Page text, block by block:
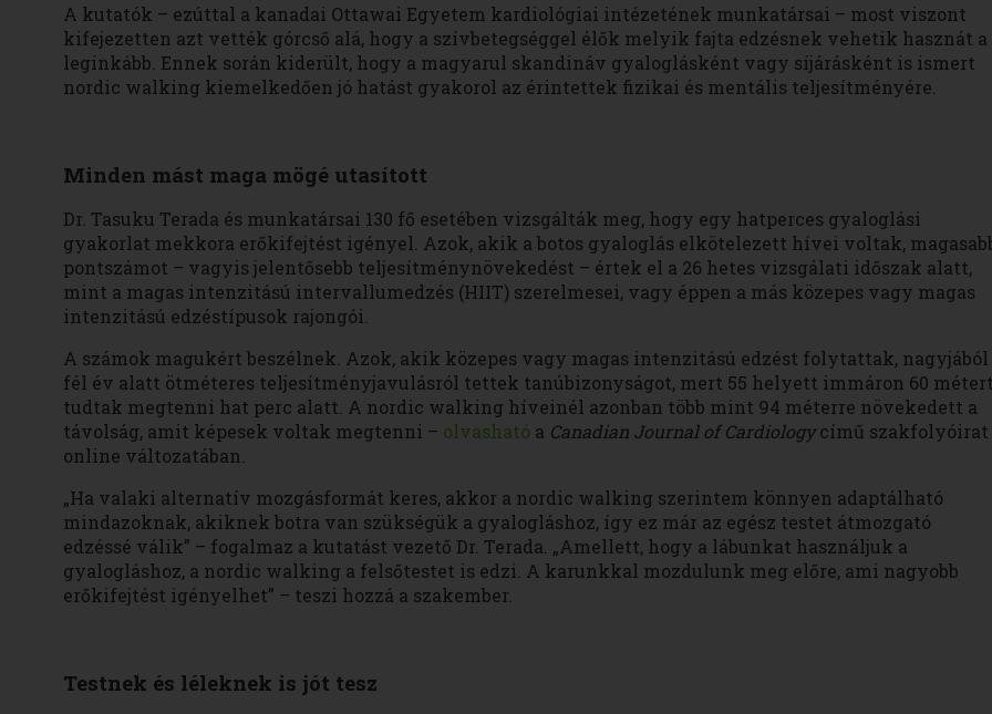
A kutatók – ezúttal a kanadai Ottawai Egyetem kardiológiai intézetének munkatársai – most viszont
kifejezetten azt vették górcső alá, hogy a szívbetegséggel élők melyik fajta edzésnek vehetik hasznát a
leginkább. Ennek során kiderült, hogy a magyarul skandináv gyaloglásként vagy síjárásként is ismert
nordic walking kiemelkedően jó hatást gyakorol az érintettek fizikai és mentális teljesítményére.
Minden mást maga mögé utasított
Dr. Tasuku Terada és munkatársai 130 fő esetében vizsgálták meg, hogy egy hatperces gyaloglási
gyakorlat mekkora erőkifejtést igényel. Azok, akik a botos gyaloglás elkötelezett hívei voltak,
pontszámot – vagyis jelentősebb teljesítménynövekedést – értek el a 26 hetes vizsgálati időszak alatt,
mint a magas intenzitású intervallumedzés (HIIT) szerelmesei, vagy éppen a más közepes vagy magas
intenzitású edzéstípusok rajongói.
A számok magukért beszélnek. Azok, akik közepes vagy magas intenzitású edzést folytattak, nagyjából
fél év alatt ötméteres teljesítményjavulásról tettek tanúbizonyságot, mert 55 helyett immáron 60
tudtak megtenni hat perc alatt. A nordic walking híveinél azonban több mint 94 méterre növekedett a
távolság, amit képesek voltak megtenni – olvasható a Canadian Journal of Cardiologycímű szakfolyóirat
online változatában.
„Ha valaki alternatív mozgásformát keres, akkor a nordic walking szerintem könnyen adaptálható
mindazoknak, akiknek botra van szükségük a gyalogláshoz, így ez már az egész testet átmozgató
edzéssé válik” – fogalmaz a kutatást vezető Dr. Terada. „Amellett, hogy a lábunkat használjuk a
gyalogláshoz, a nordic walking a felsőtestet is edzi. A karunkkal mozdulunk meg előre, ami nagyobb
erőkifejtést igényelhet” – teszi hozzá a szakember.
Testnek és léleknek is jót tesz